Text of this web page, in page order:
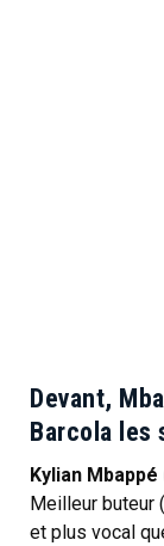
Devant,
Barcola les
Kylian Mbappé
Meilleur buteur
et plus vocal